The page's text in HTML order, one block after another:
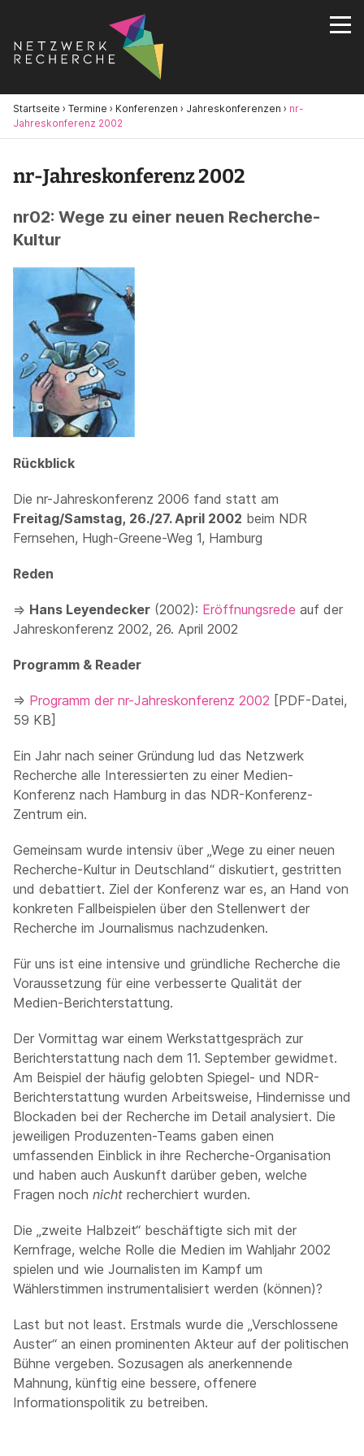
Startseite › Termine › Konferenzen › Jahreskonferenzen › nr-
Jahreskonferenz 2002
nr-Jahreskonferenz 2002
nr02: Wege zu einer neuen Recherche-
Kultur
Rückblick
Die nr-Jahreskonferenz 2006 fand statt am
Freitag/Samstag, 26./27. April 2002 beim NDR
Fernsehen, Hugh-Greene-Weg 1, Hamburg
Reden
⇒ Hans Leyendecker (2002): Eröffnungsrede auf der
Jahreskonferenz 2002, 26. April 2002
Programm & Reader
⇒ Programm der nr-Jahreskonferenz 2002 [PDF-Datei,
59 KB]
Ein Jahr nach seiner Gründung lud das Netzwerk
Recherche alle Interessierten zu einer Medien-
Konferenz nach Hamburg in das NDR-Konferenz-
Zentrum ein.
Gemeinsam wurde intensiv über „Wege zu einer neuen
Recherche-Kultur in Deutschland“ diskutiert, gestritten
und debattiert. Ziel der Konferenz war es, an Hand von
konkreten Fallbeispielen über den Stellenwert der
Recherche im Journalismus nachzudenken.
Für uns ist eine intensive und gründliche Recherche die
Voraussetzung für eine verbesserte Qualität der
Medien-Berichterstattung.
Der Vormittag war einem Werkstattgespräch zur
Berichterstattung nach dem 11. September gewidmet.
Am Beispiel der häufig gelobten Spiegel- und NDR-
Berichterstattung wurden Arbeitsweise, Hindernisse und
Blockaden bei der Recherche im Detail analysiert. Die
jeweiligen Produzenten-Teams gaben einen
umfassenden Einblick in ihre Recherche-Organisation
und haben auch Auskunft darüber geben, welche
Fragen noch nicht recherchiert wurden.
Die „zweite Halbzeit“ beschäftigte sich mit der
Kernfrage, welche Rolle die Medien im Wahljahr 2002
spielen und wie Journalisten im Kampf um
Wählerstimmen instrumentalisiert werden (können)?
Last but not least. Erstmals wurde die „Verschlossene
Auster“ an einen prominenten Akteur auf der politischen
Bühne vergeben. Sozusagen als anerkennende
Mahnung, künftig eine bessere, offenere
Informationspolitik zu betreiben.